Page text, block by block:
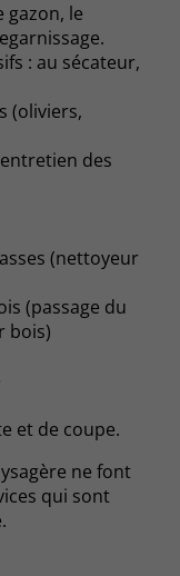
gazon, le
: au sécateur,
(oliviers,
des
(nettoyeur
(passage du
bois)
et de coupe.
ne font
qui sont